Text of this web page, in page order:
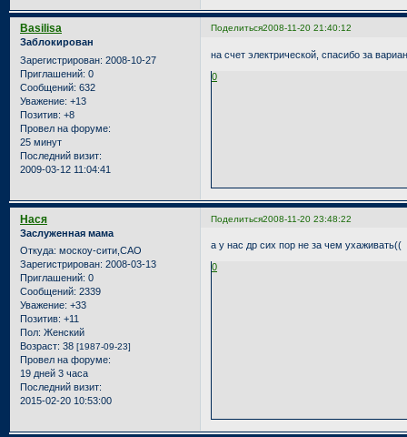
Поделиться2008-11-20 21:40:12
Basilisa
Заблокирован
Зарегистрирован: 2008-10-27
Приглашений: 0
Сообщений: 632
Уважение: +13
Позитив: +8
Провел на форуме:
25 минут
Последний визит:
2009-03-12 11:04:41
на счет электрической, спасибо за
0
Поделиться2008-11-20 23:48:22
Нася
Заслуженная мама
Откуда: москоу-сити,САО
Зарегистрирован: 2008-03-13
Приглашений: 0
Сообщений: 2339
Уважение: +33
Позитив: +11
Пол: Женский
Возраст: 38 [1987-09-23]
Провел на форуме:
19 дней 3 часа
Последний визит:
2015-02-20 10:53:00
а у нас др сих пор не за чем ухаживать((
0